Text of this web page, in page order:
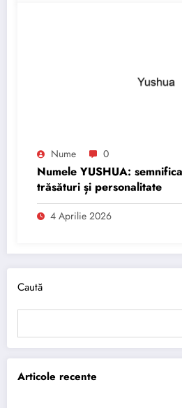
Nume 0
Numele YUSHUA:
trăsături și personalitate
4 Aprilie 2026
Caută
Articole recente